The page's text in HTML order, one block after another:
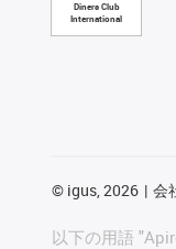
Diners Club
International
© igus, 2026 会
以下の用語